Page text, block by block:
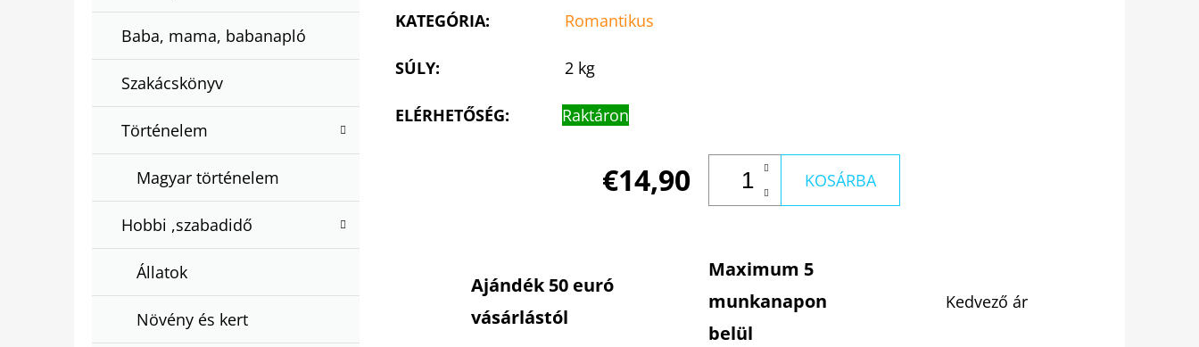
Baba, mama, babanapló
Szakácskönyv
Történelem
Magyar történelem
Hobbi ,szabadidő
Állatok
Növény és kert
KATEGÓRIA: Romantikus
SÚLY: 2 kg
ELÉRHETŐSÉG: Raktáron
€14,90 KOSÁRBA
Ajándék 50 euró
vásárlástól
Maximum 5
munkanapon
belül
Kedvező ár